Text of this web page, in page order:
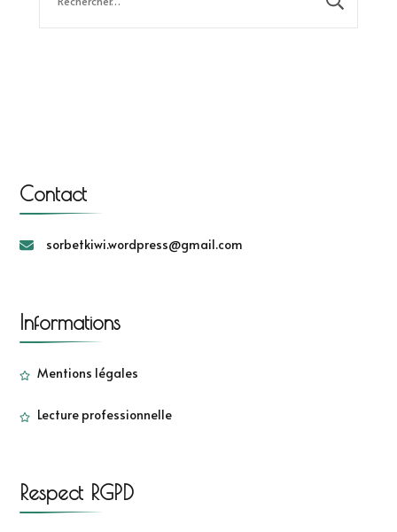
Contact
sorbetkiwi.wordpress@gmail.com
Informations
Mentions légales
Lecture professionnelle
Respect RGPD